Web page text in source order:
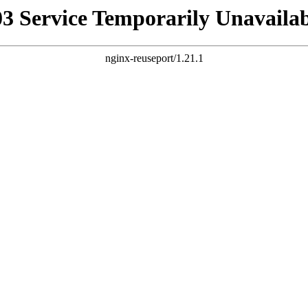
Service Temporarily
nginx-reuseport/1.21.1